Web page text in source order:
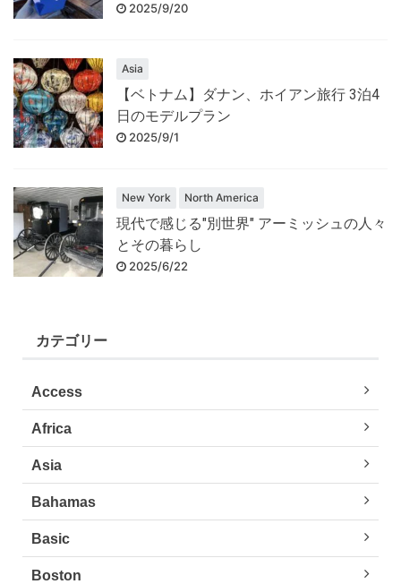
2025/9/20
Asia
【ベトナム】ダナン、ホイアン旅行 3泊4
日のモデルプラン
2025/9/1
New York North America
現代で感じる"別世界" アーミッシュの人々
とその暮らし
2025/6/22
カテゴリー
Access
Africa
Asia
Bahamas
Basic
Boston